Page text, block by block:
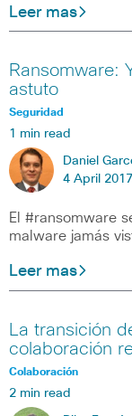
Leer mas
Ransomware:
astuto
Seguridad
1 min read
Daniel
4 April
El #ransomware
malware jamás
Leer mas
La transición
colaboración
Colaboración
2 min read